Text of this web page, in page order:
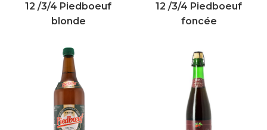
12 /3/4 Piedboeuf
blonde
12 /3/4 Piedboeuf
foncée